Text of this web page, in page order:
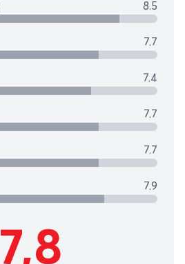
8.5
7.7
7.4
7.7
7.7
7.9
7,8